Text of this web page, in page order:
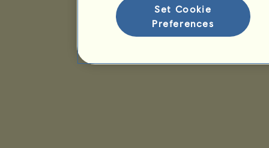
Set Cookie
Preferences